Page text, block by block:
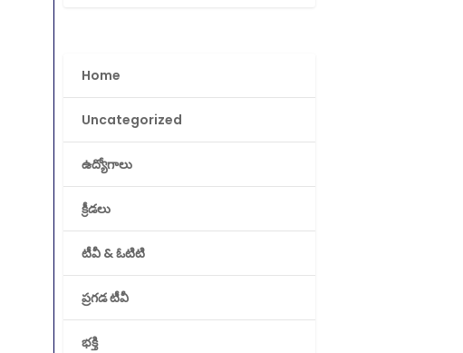
Home
Uncategorized
ఉద్యోగాలు
క్రీడలు
టీవీ & ఓటిటి
ప్రగడ టీవీ
భక్తి